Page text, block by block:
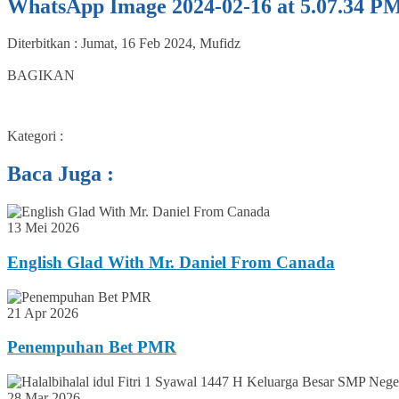
WhatsApp Image 2024-02-16 at 5.07.34
Diterbitkan : Jumat, 16 Feb 2024, Mufidz
BAGIKAN
Kategori :
Baca Juga :
13 Mei 2026
English Glad With Mr. Daniel From Canada
21 Apr 2026
Penempuhan Bet PMR